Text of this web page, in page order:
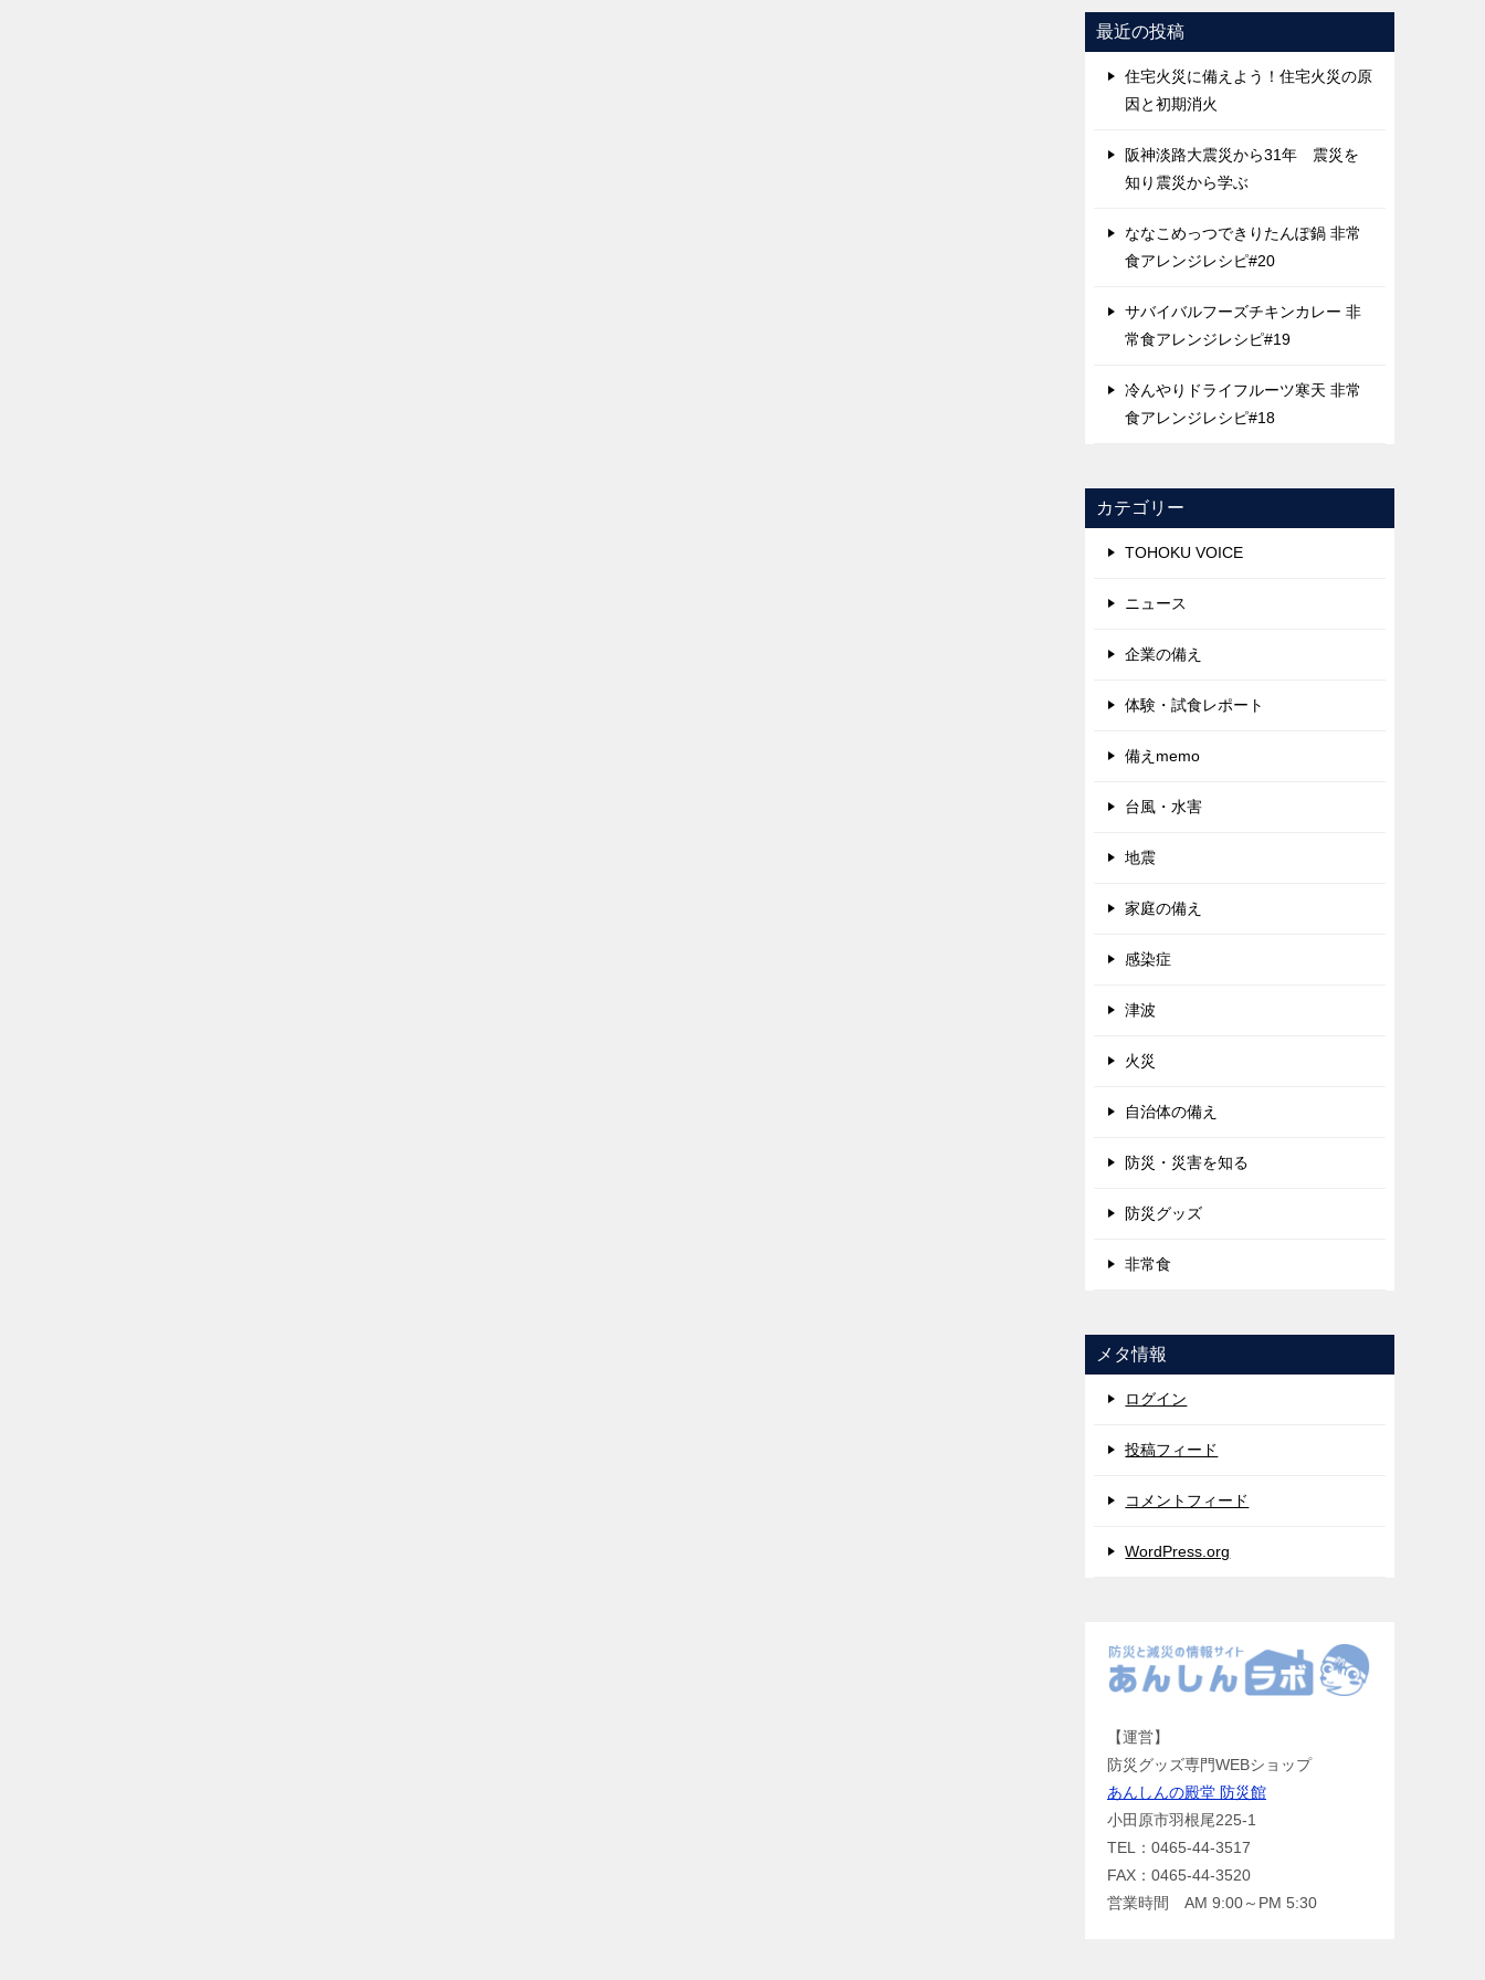
最近の投稿
住宅火災に備えよう！住宅火災の原
因と初期消火
阪神淡路大震災から31年 震災を
知り震災から学ぶ
ななこめっつできりたんぽ鍋 非常
食アレンジレシピ#20
サバイバルフーズチキンカレー 非
常食アレンジレシピ#19
冷んやりドライフルーツ寒天 非常
食アレンジレシピ#18
カテゴリー
TOHOKU VOICE
ニュース
企業の備え
体験・試食レポート
備えmemo
台風・水害
地震
家庭の備え
感染症
津波
火災
自治体の備え
防災・災害を知る
防災グッズ
非常食
メタ情報
ログイン
投稿フィード
コメントフィード
WordPress.org
【運営】
防災グッズ専門WEBショップ
あんしんの殿堂 防災館
小田原市羽根尾225-1
TEL：0465-44-3517
FAX：0465-44-3520
営業時間 AM 9:00～PM 5:30